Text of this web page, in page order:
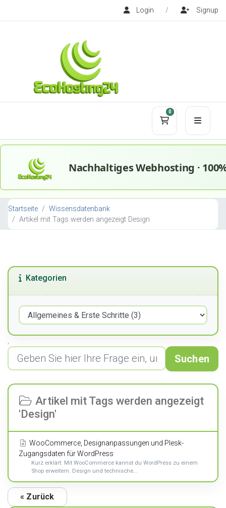
Login / Signup
0
Mein
Startseite
Wissensdatenbank
Artikel mit Tags werden angezeigt Design
Kategorien
Suchen
Artikel mit Tags werden angezeigt
'Design'
WooCommerce, Designanpassungen und Plesk-
Zugangsdaten für WordPress
Kurz erklärt: Mit WooCommerce kannst du WordPress zu einem
Shop erweitern. Design und technische...
« Zurück